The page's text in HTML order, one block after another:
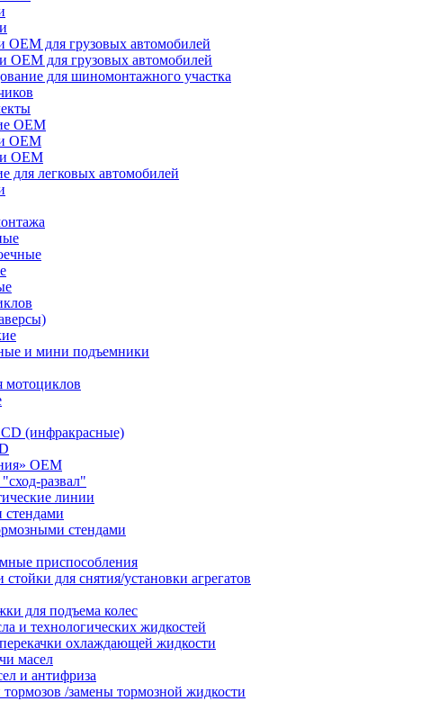
для грузовых автомобилей
ОЕМ для грузовых автомобилей
для шиномонтажного участка
ОЕМ
ОЕМ
ОЕМ
для легковых автомобилей
и мини подъемники
мотоциклов
(инфракрасные)
ОЕМ
развал"
линии
стендами
приспособления
для снятия/установки агрегатов
для подъема колес
и технологических жидкостей
охлаждающей жидкости
масел
и антифриза
тормозов /замены тормозной жидкости